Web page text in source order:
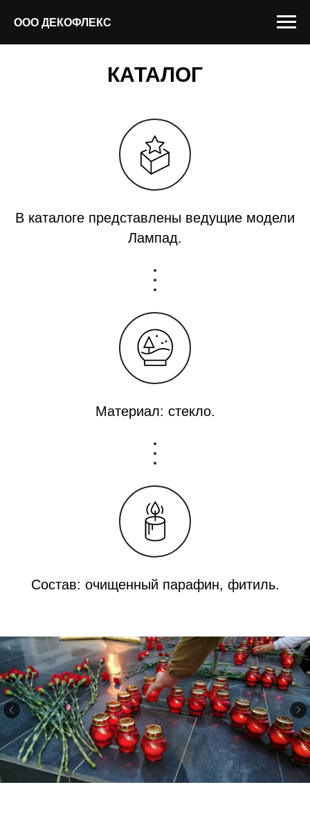
ООО ДЕКОФЛЕКС
КАТАЛОГ
В каталоге представлены ведущие модели
Лампад.
Материал: стекло.
Состав: очищенный парафин, фитиль.